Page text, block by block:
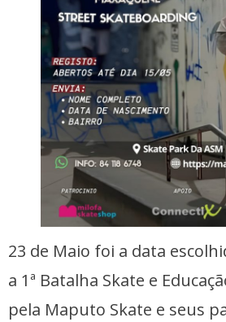
23 de Maio foi a data
a 1ª Batalha Skate e
pela Maputo Skate e seus